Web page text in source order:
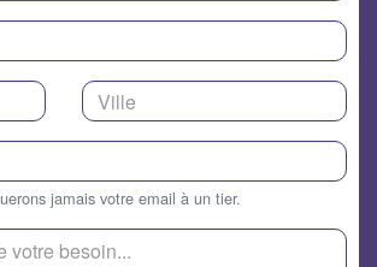
jamais votre email à un tier.